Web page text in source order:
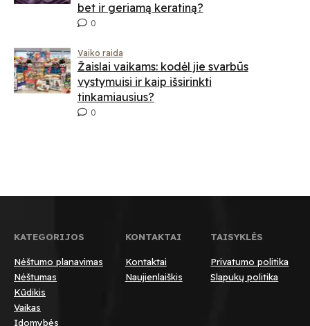
bet ir geriamą keratiną?
0
Vaiko raida
Žaislai vaikams: kodėl jie svarbūs
vystymuisi ir kaip išsirinkti
tinkamiausius?
0
KATEGORIJOS
Nėštumo planavimas
Nėštumas
Kūdikis
Vaikas
Įdomybės
KONTAKTAI
Kontaktai
Naujienlaiškis
TAISYKLĖS
Privatumo politika
Slapukų politika